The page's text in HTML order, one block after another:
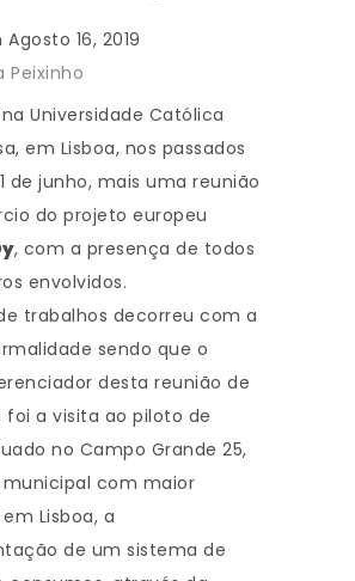
16, 2019
Peixinho
Universidade Católica
em Lisboa, nos passados
de junho, mais uma reunião
do projeto europeu
, com a presença de todos
envolvidos.
trabalhos decorreu com a
sendo que o
desta reunião de
foi a visita ao piloto de
no Campo Grande 25,
com maior
Lisboa, a
de um sistema de